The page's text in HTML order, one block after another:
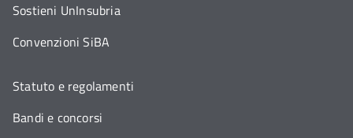
Sostieni UnInsubria
Convenzioni SiBA
Statuto e regolamenti
Bandi e concorsi